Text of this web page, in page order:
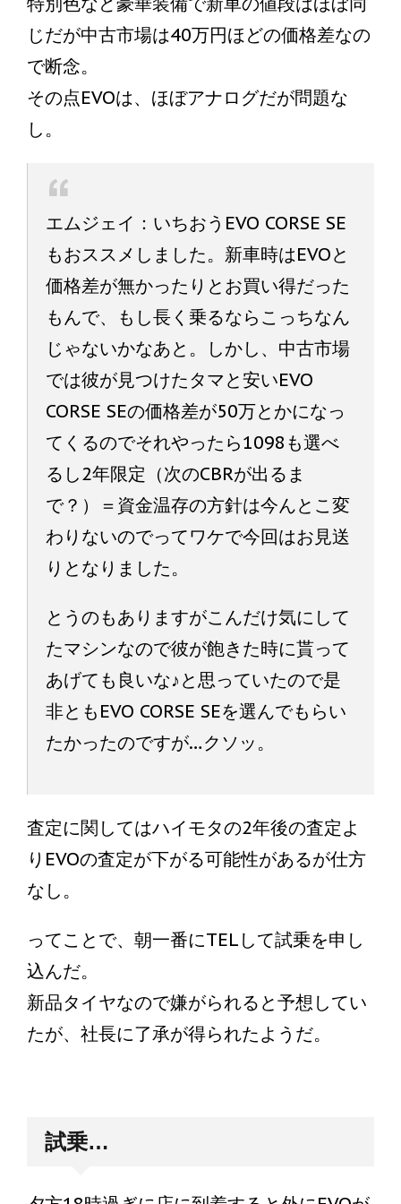
じだが中古市場は40万円ほどの価格差なの
で断念。
その点EVOは、ほぼアナログだが問題な
し。
エムジェイ：いちおうEVO CORSE SE
もおススメしました。新車時はEVOと
価格差が無かったりとお買い得だった
もんで、もし長く乗るならこっちなん
じゃないかなあと。しかし、中古市場
では彼が見つけたタマと安いEVO
CORSE SEの価格差が50万とかになっ
てくるのでそれやったら1098も選べ
るし2年限定（次のCBRが出るま
で？）＝資金温存の方針は今んとこ変
わりないのでってワケで今回はお見送
りとなりました。
とうのもありますがこんだけ気にして
たマシンなので彼が飽きた時に貰って
あげても良いな♪と思っていたので是
非ともEVO CORSE SEを選んでもらい
たかったのですが…クソッ。
査定に関してはハイモタの2年後の査定よ
りEVOの査定が下がる可能性があるが仕方
なし。
ってことで、朝一番にTELして試乗を申し
込んだ。
新品タイヤなので嫌がられると予想してい
たが、社長に了承が得られたようだ。
試乗…